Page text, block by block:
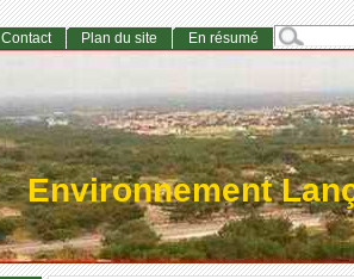
Environnement
Contact Plan du site En résumé